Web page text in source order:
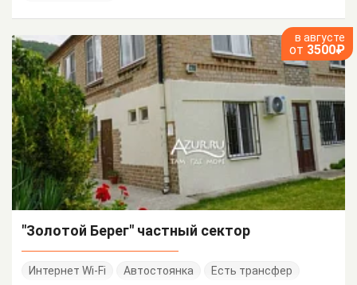
в августе
от 3500₽
"Золотой Берег" частный сектор
Интернет Wi-Fi Автостоянка Есть трансфер